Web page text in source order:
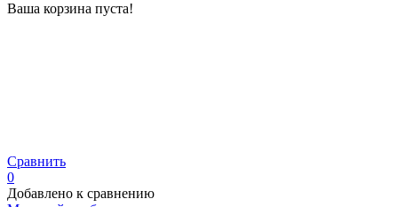
Ваша корзина пуста!
Сравнить
0
Добавлено к сравнению